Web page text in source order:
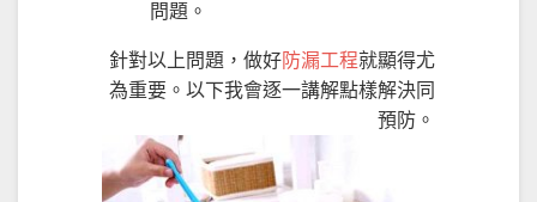
問題。
針對以上問題，做好防漏工程就顯得尤
為重要。以下我會逐一講解點樣解決同
預防。